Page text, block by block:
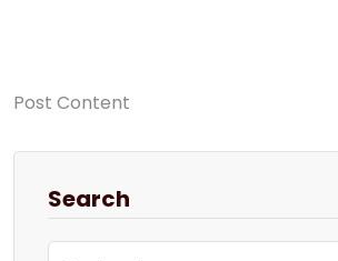
Post Content
Search